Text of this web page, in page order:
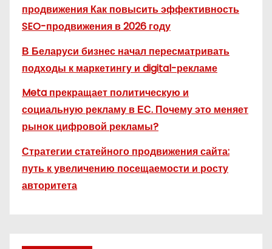
продвижения Как повысить эффективность
SEO-продвижения в 2026 году
В Беларуси бизнес начал пересматривать
подходы к маркетингу и digital-рекламе
Meta прекращает политическую и
социальную рекламу в ЕС. Почему это меняет
рынок цифровой рекламы?
Стратегии статейного продвижения сайта:
путь к увеличению посещаемости и росту
авторитета